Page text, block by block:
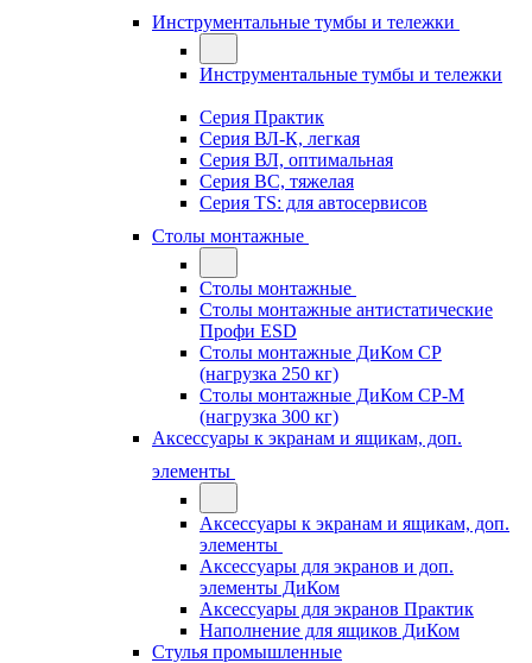
Инструментальные тумбы и тележки
Инструментальные тумбы и тележки
Серия Практик
Серия ВЛ-К, легкая
Серия ВЛ, оптимальная
Серия ВС, тяжелая
Серия TS: для автосервисов
Столы монтажные
Столы монтажные
Столы монтажные антистатические
Профи ESD
Столы монтажные ДиКом СР
(нагрузка 250 кг)
Столы монтажные ДиКом СР-М
(нагрузка 300 кг)
Аксессуары к экранам и ящикам, доп.
элементы
Аксессуары к экранам и ящикам, доп.
элементы
Аксессуары для экранов и доп.
элементы ДиКом
Аксессуары для экранов Практик
Наполнение для ящиков ДиКом
Стулья промышленные